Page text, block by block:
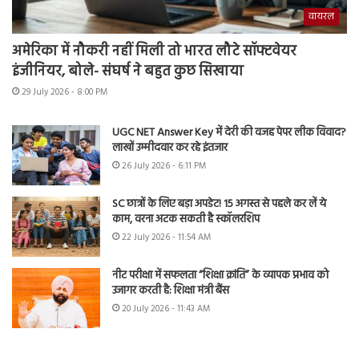
वायरल
अमेरिका में नौकरी नहीं मिली तो भारत लौटे सॉफ्टवेयर
इंजीनियर, बोले- संघर्ष ने बहुत कुछ सिखाया
29 July 2026 - 8:00 PM
UGC NET Answer Key में देरी की वजह पेपर लीक विवाद?
लाखों उम्मीदवार कर रहे इंतजार
26 July 2026 - 6:11 PM
SC छात्रों के लिए बड़ा अपडेट! 15 अगस्त से पहले कर लें ये
काम, वरना अटक सकती है स्कॉलरशिप
22 July 2026 - 11:54 AM
नीट परीक्षा में सफलता “शिक्षा क्रांति” के व्यापक प्रभाव को
उजागर करती है: शिक्षा मंत्री बैंस
20 July 2026 - 11:43 AM